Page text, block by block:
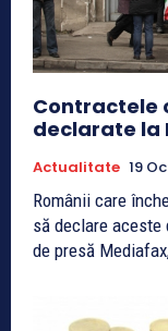
Contractele
declarate la
Actualitate 19
Românii care
să declare aceste
de presă